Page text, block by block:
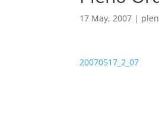
17 May, 2007 |
20070517_2_07